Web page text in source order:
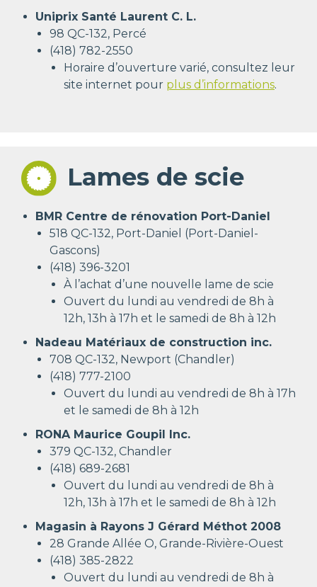
Uniprix Santé Laurent C. L.
98 QC-132, Percé
(418) 782-2550
Horaire d’ouverture varié, consultez leur
site internet pour plus d’informations.
Lames de scie
BMR Centre de rénovation Port-Daniel
518 QC-132, Port-Daniel (Port-Daniel-
Gascons)
(418) 396-3201
À l’achat d’une nouvelle lame de scie
Ouvert du lundi au vendredi de 8h à
12h, 13h à 17h et le samedi de 8h à 12h
Nadeau Matériaux de construction inc.
708 QC-132, Newport (Chandler)
(418) 777-2100
Ouvert du lundi au vendredi de 8h à 17h
et le samedi de 8h à 12h
RONA Maurice Goupil Inc.
379 QC-132, Chandler
(418) 689-2681
Ouvert du lundi au vendredi de 8h à
12h, 13h à 17h et le samedi de 8h à 12h
Magasin à Rayons J Gérard Méthot 2008
28 Grande Allée O, Grande-Rivière-Ouest
(418) 385-2822
Ouvert du lundi au vendredi de 8h à